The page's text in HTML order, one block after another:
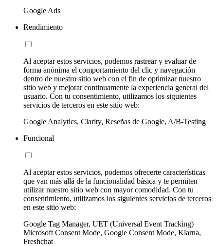
Google Ads
Rendimiento
Al aceptar estos servicios, podemos rastrear y evaluar de
forma anónima el comportamiento del clic y navegación
dentro de nuestro sitio web con el fin de optimizar nuestro
sitio web y mejorar continuamente la experiencia general del
usuario. Con tu consentimiento, utilizamos los siguientes
servicios de terceros en este sitio web:
Google Analytics, Clarity, Reseñas de Google, A/B-Testing
Funcional
Al aceptar estos servicios, podemos ofrecerte características
que van más allá de la funcionalidad básica y te permiten
utilizar nuestro sitio web con mayor comodidad. Con tu
consentimiento, utilizamos los siguientes servicios de terceros
en este sitio web:
Google Tag Manager, UET (Universal Event Tracking)
Microsoft Consent Mode, Google Consent Mode, Klarna,
Freshchat